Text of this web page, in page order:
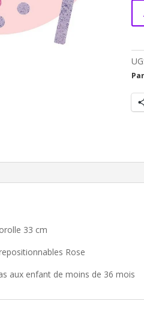
-
2
de
33 cm
Rose
aux enfant de moins de 36 mois